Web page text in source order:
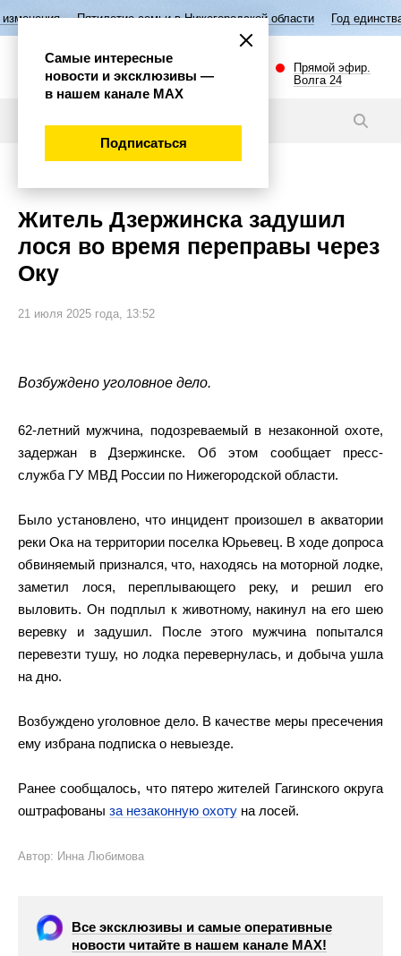
Пятилетие семьи в Нижегородской области Год единства народов
Прямой эфир.
Волга 24
Житель Дзержинска задушил
лося во время переправы через
Оку
21 июля 2025 года, 13:52
Возбуждено уголовное дело.
62-летний мужчина, подозреваемый в незаконной охоте,
задержан в Дзержинске. Об этом сообщает пресс-
служба ГУ МВД России по Нижегородской области.
Было установлено, что инцидент произошел в акватории
реки Ока на территории поселка Юрьевец. В ходе допроса
обвиняемый признался, что, находясь на моторной лодке,
заметил лося, переплывающего реку, и решил его
выловить. Он подплыл к животному, накинул на его шею
веревку и задушил. После этого мужчина попытался
перевезти тушу, но лодка перевернулась, и добыча ушла
на дно.
Возбуждено уголовное дело. В качестве меры пресечения
ему избрана подписка о невыезде.
Ранее сообщалось, что пятеро жителей Гагинского округа
оштрафованы за незаконную охоту на лосей.
Автор: Инна Любимова
Все эксклюзивы и самые оперативные
новости читайте в нашем канале МАХ!
Самые интересные
новости и эксклюзивы —
в нашем канале МАХ
Подписаться